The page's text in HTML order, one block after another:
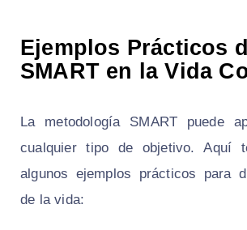
Ejemplos Prácticos
SMART en la Vida
La metodología SMART puede
cualquier tipo de objetivo. Aquí
algunos ejemplos prácticos para
de la vida: